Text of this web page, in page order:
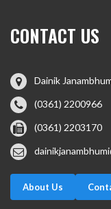
CONTACT US
Dainik
(0361) 2200966
(0361) 2203170
About Us